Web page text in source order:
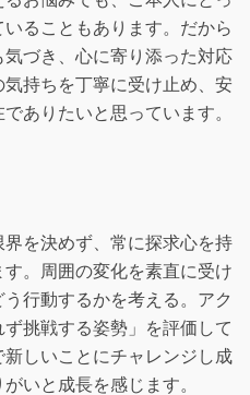
ることもあります。だから
づき、心に寄り添った対応
持ちを丁寧に受け止め、安
ありたいと思っています。
を決めず、常に探求心を持
。周囲の変化を素直に受け
行動するかを考える。アク
挑戦する姿勢」を評価して
しいことにチャレンジし成
いと成長を感じます。